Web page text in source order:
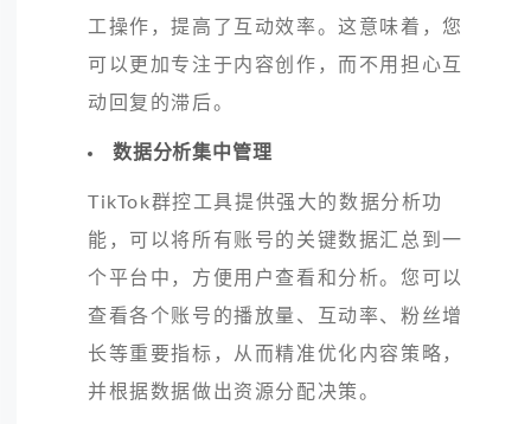
工操作，提高了互动效率。这意味着，您
可以更加专注于内容创作，而不用担心互
动回复的滞后。
数据分析集中管理
TikTok群控工具提供强大的数据分析功
能，可以将所有账号的关键数据汇总到一
个平台中，方便用户查看和分析。您可以
查看各个账号的播放量、互动率、粉丝增
长等重要指标，从而精准优化内容策略，
并根据数据做出资源分配决策。